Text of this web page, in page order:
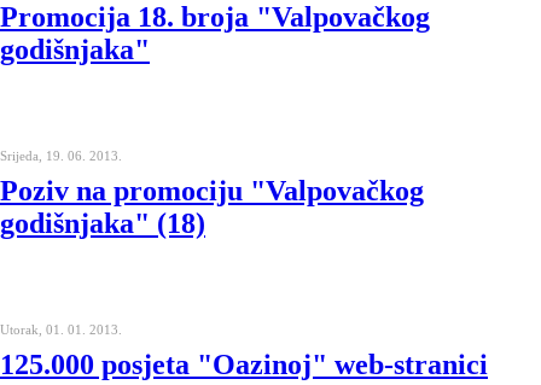
Promocija 18. broja "Valpovačkog
godišnjaka"
Srijeda, 19. 06. 2013.
Poziv na promociju "Valpovačkog
godišnjaka" (18)
Utorak, 01. 01. 2013.
125.000 posjeta "Oazinoj" web-stranici